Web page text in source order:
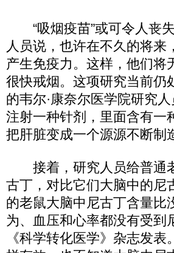
“吸烟疫苗”或可令人丧失
人员说，也许在不久的将来
产生免疫力。这样，他们将
很快戒烟。这项研究当前仍
的韦尔·康奈尔医学院研究
注射一种针剂，里面含有一
把肝脏变成一个源源不断制
接着，研究人员给普通
古丁，对比它们大脑中的尼
的老鼠大脑中尼古丁含量比
为、血压和心率都没有受到
《科学转化医学》杂志发